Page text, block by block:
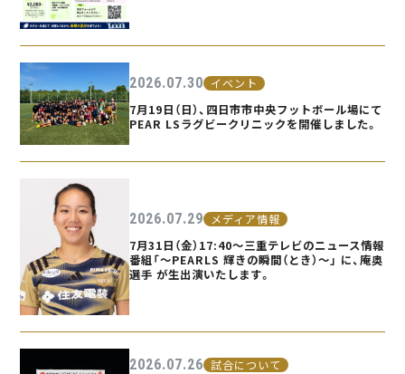
2026.07.30 イベント
7月19日（日）、四日市市中央フットボール場にて
PEAR LSラグビークリニックを開催しました。
2026.07.29 メディア情報
7月31日（金）17:40〜三重テレビのニュース情報
番組「〜PEARLS 輝きの瞬間（とき）〜」 に、庵奥
選手 が生出演いたします。
2026.07.26 試合について